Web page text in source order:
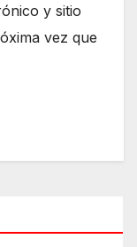
y sitio
vez que